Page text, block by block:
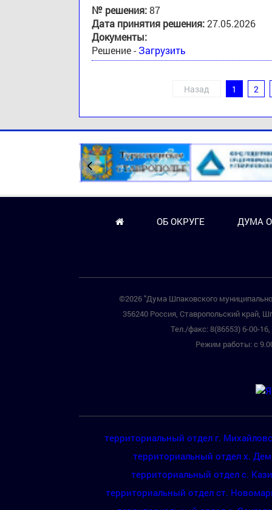
№ решения:87
Дата принятия решения:27.05.2026
Документы:
Решение - Загрузить
Назад 1 2
ОБ ОКРУГЕ ДУМА
©2026 "Дума Шпаковского
356240 Россия, Ставропольский край,
Тел./факс: 8(86553) 6-00-
Режим работы: с
территориальный отдел г.
территориальный отдел х.
территориальный отдел с.
территориальный отдел ст.